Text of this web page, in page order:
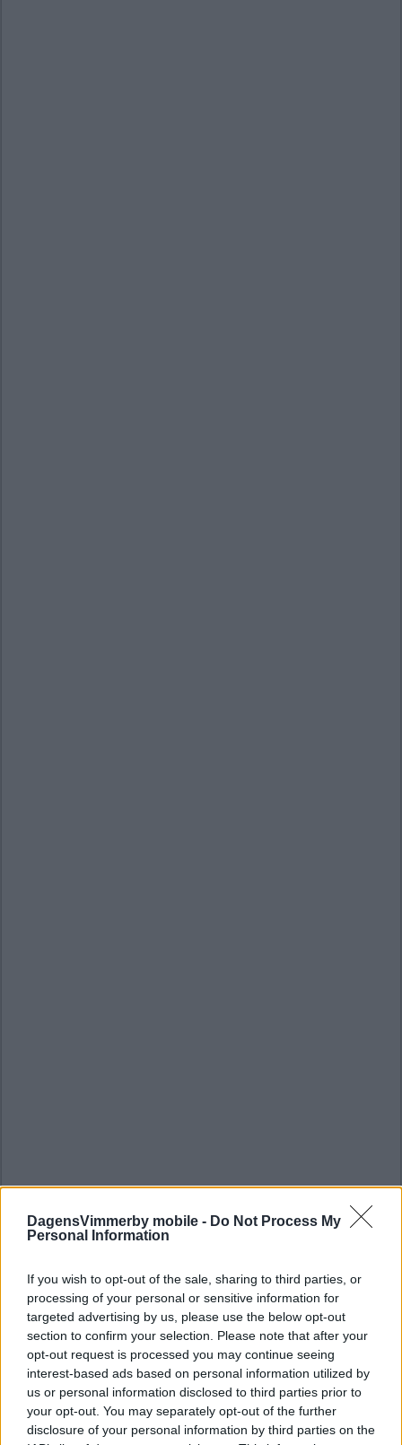
DagensVimmerby mobile - Do Not Process My
Personal Information
If you wish to opt-out of the sale, sharing to third parties, or
processing of your personal or sensitive information for
targeted advertising by us, please use the below opt-out
section to confirm your selection. Please note that after your
opt-out request is processed you may continue seeing
interest-based ads based on personal information utilized by
us or personal information disclosed to third parties prior to
your opt-out. You may separately opt-out of the further
disclosure of your personal information by third parties on the